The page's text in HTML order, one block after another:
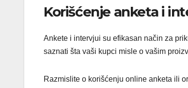
Korišćenje anketa i
Ankete i intervjui su efikasan način za
saznati šta vaši kupci misle o vašim
Razmislite o korišćenju online anketa ili